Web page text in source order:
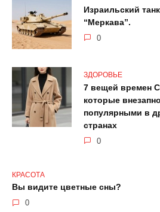
Израильский танк
“Меркава”.
0
ЗДОРОВЬЕ
7 вещей времен
которые
популярными в
странах
0
КРАСОТА
Вы видите цветные сны?
0